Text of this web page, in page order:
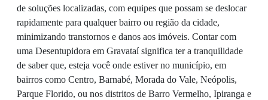
de soluções localizadas, com equipes que possam se deslocar
rapidamente para qualquer bairro ou região da cidade,
minimizando transtornos e danos aos imóveis. Contar com
uma Desentupidora em Gravataí significa ter a tranquilidade
de saber que, esteja você onde estiver no município, em
bairros como Centro, Barnabé, Morada do Vale, Neópolis,
Parque Florido, ou nos distritos de Barro Vermelho, Ipiranga e